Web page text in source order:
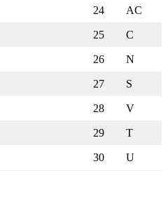
24 AC
25 C
26 N
27 S
28 V
29 T
30 U